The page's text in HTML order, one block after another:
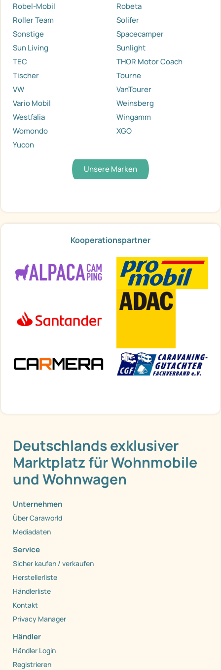
Robel-Mobil
Robeta
Roller Team
Solifer
Sonstige
Spacecamper
Sun Living
Sunlight
TEC
THOR Motor Coach
Tischer
Tourne
VW
VanTourer
Vario Mobil
Weinsberg
Westfalia
Wingamm
Womondo
XGO
Yucon
Unsere Marken
Kooperationspartner
Deutschlands exklusiver
Marktplatz für Wohnmobile
und Wohnwagen
Unternehmen
Über Caraworld
Mediadaten
Service
Sicher kaufen / verkaufen
Herstellerliste
Händlerliste
Kontakt
Privacy Manager
Händler
Händler Login
Registrieren